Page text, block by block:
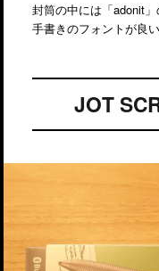
封筒の中には「adonit
手書きのフォントが良
JOT